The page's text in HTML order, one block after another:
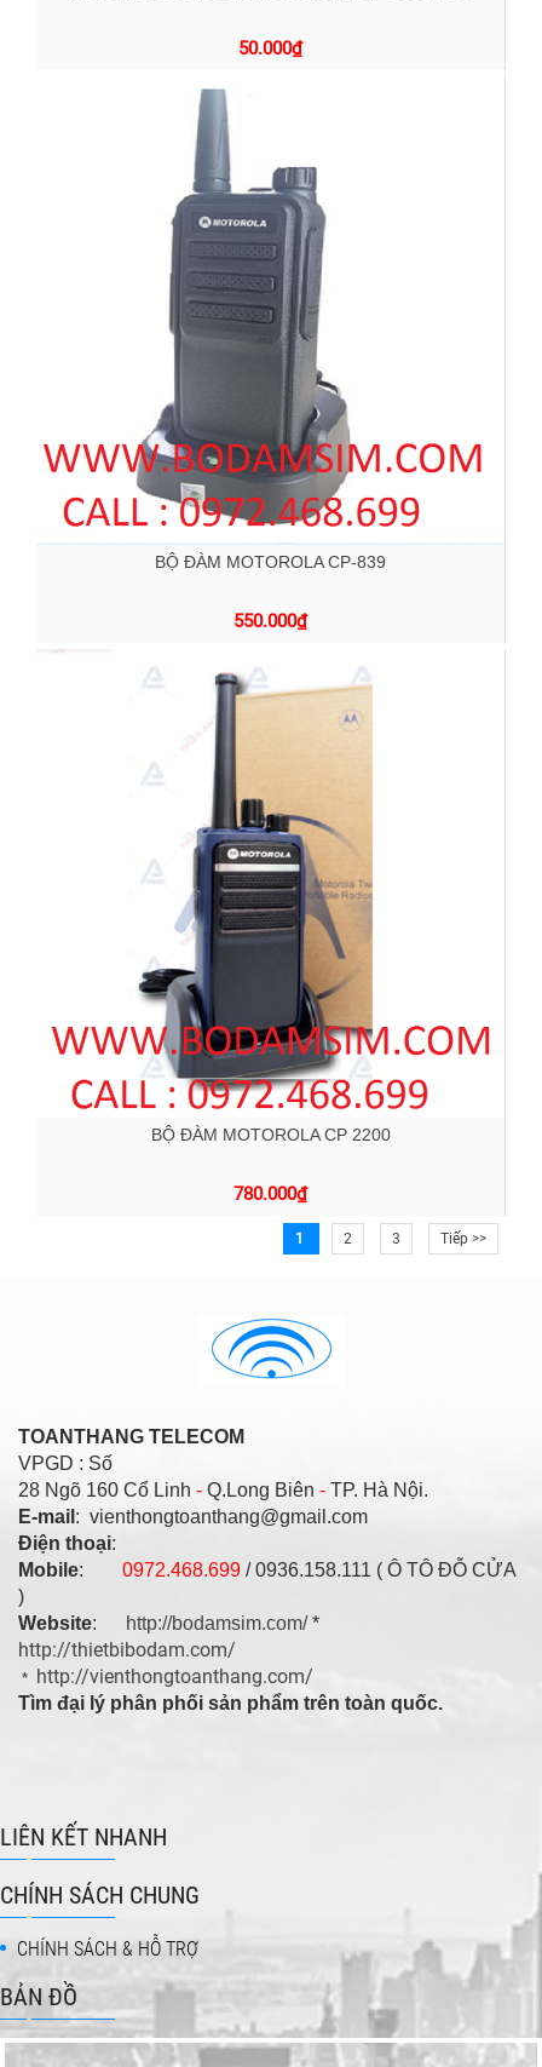
50.000₫
BỘ ĐÀM MOTOROLA CP-839
550.000₫
BỘ ĐÀM MOTOROLA CP 2200
780.000₫
1 2 3 Tiếp >>
TOANTHANG TELECOM
VPGD : Số
28 Ngõ 160 Cổ Linh - Q.Long Biên - TP. Hà Nội.
E-mail : vienthongtoanthang@gmail.com
Điện thoại:
Mobile: 0972.468.699 / 0936.158.111 ( Ô TÔ ĐỖ CỬA
)
Website: http://bodamsim.com/*
http://thietbibodam.com/
* http://vienthongtoanthang.com/
Tìm đại lý phân phối sản phẩm trên toàn quốc.
LIÊN KẾT NHANH
CHÍNH SÁCH CHUNG
CHÍNH SÁCH & HỖ TRỢ
BẢN ĐỒ